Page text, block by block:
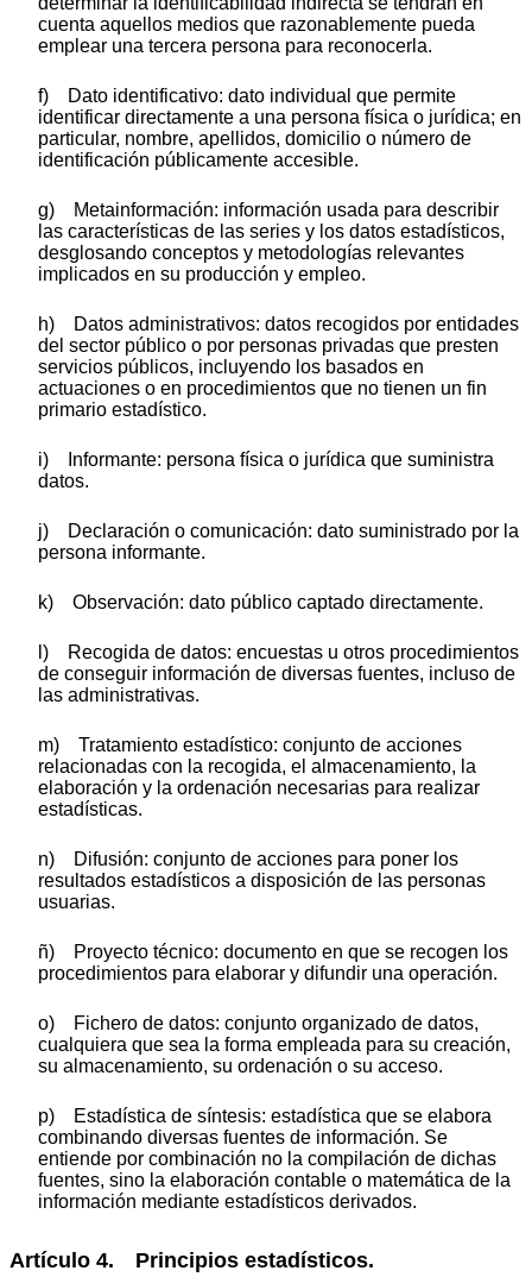
cuenta aquellos medios que razonablemente pueda
emplear una tercera persona para reconocerla.
f) Dato identificativo: dato individual que permite
identificar directamente a una persona física o jurídica; en
particular, nombre, apellidos, domicilio o número de
identificación públicamente accesible.
g) Metainformación: información usada para describir
las características de las series y los datos estadísticos,
desglosando conceptos y metodologías relevantes
implicados en su producción y empleo.
h) Datos administrativos: datos recogidos por entidades
del sector público o por personas privadas que presten
servicios públicos, incluyendo los basados en
actuaciones o en procedimientos que no tienen un fin
primario estadístico.
i) Informante: persona física o jurídica que suministra
datos.
j) Declaración o comunicación: dato suministrado por la
persona informante.
k) Observación: dato público captado directamente.
l) Recogida de datos: encuestas u otros procedimientos
de conseguir información de diversas fuentes, incluso de
las administrativas.
m) Tratamiento estadístico: conjunto de acciones
relacionadas con la recogida, el almacenamiento, la
elaboración y la ordenación necesarias para realizar
estadísticas.
n) Difusión: conjunto de acciones para poner los
resultados estadísticos a disposición de las personas
usuarias.
ñ) Proyecto técnico: documento en que se recogen los
procedimientos para elaborar y difundir una operación.
o) Fichero de datos: conjunto organizado de datos,
cualquiera que sea la forma empleada para su creación,
su almacenamiento, su ordenación o su acceso.
p) Estadística de síntesis: estadística que se elabora
combinando diversas fuentes de información. Se
entiende por combinación no la compilación de dichas
fuentes, sino la elaboración contable o matemática de la
información mediante estadísticos derivados.
Artículo 4. Principios estadísticos.